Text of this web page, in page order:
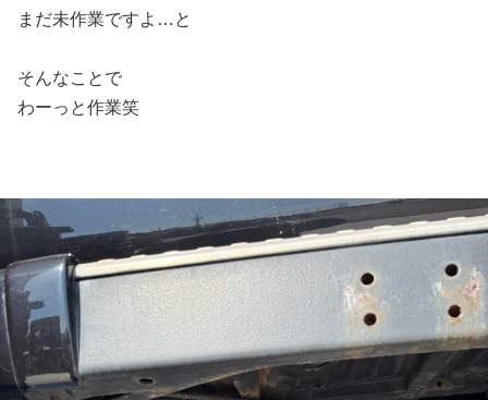
まだ未作業ですよ…と
そんなことで
わーっと作業笑